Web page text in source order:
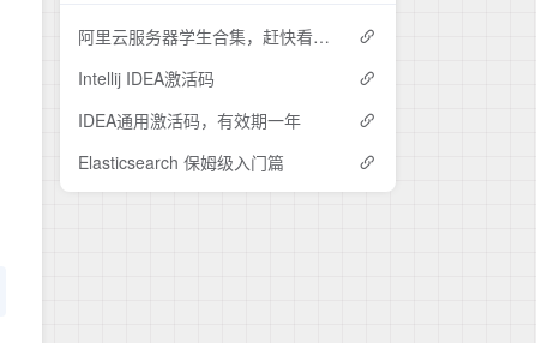
头像框
emoji 表情
阿里云服务器学生合集，赶快看过来！！！
Intellij IDEA激活码
IDEA通用激活码，有效期一年
Elasticsearch 保姆级入门篇